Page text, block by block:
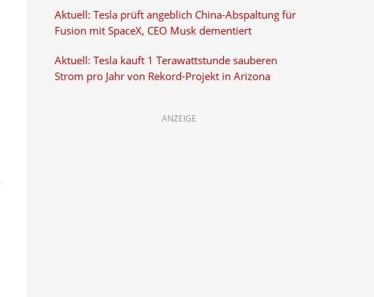
Aktuell: Tesla prüft angeblich China-Abspaltung für
Fusion mit SpaceX, CEO Musk dementiert
Aktuell: Tesla kauft 1 Terawattstunde sauberen
Strom pro Jahr von Rekord-Projekt in Arizona
ANZEIGE